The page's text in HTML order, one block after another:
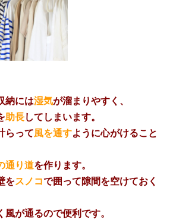
納には湿気が溜まりやすく、
助長してしまいます。
らって風を通すように心がけること
通り道を作ります。
をスノコで囲って隙間を空けておく
風が通るので便利です。